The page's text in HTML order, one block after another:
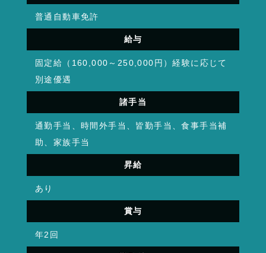
普通自動車免許
給与
固定給（160,000～250,000円）経験に応じて
別途優遇
諸手当
通勤手当、時間外手当、皆勤手当、食事手当補
助、家族手当
昇給
あり
賞与
年2回